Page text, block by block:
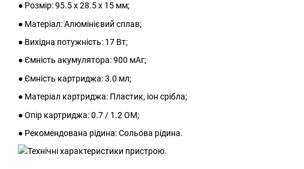
● Розмір: 95.5 х 28.5 х 15 мм;
● Матеріал: Алюмінієвий сплав;
● Вихідна потужність: 17 Вт;
● Ємність акумулятора: 900 мАг;
● Ємність картриджа: 3.0 мл;
● Матеріал картриджа: Пластик, іон срібла;
● Опір картриджа: 0.7 / 1.2 ОМ;
● Рекомендована рідина: Сольова рідина.